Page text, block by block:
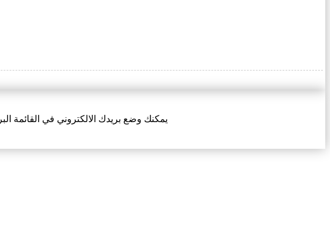
يمكنك وضع بريدك الالكتروني في القائمة